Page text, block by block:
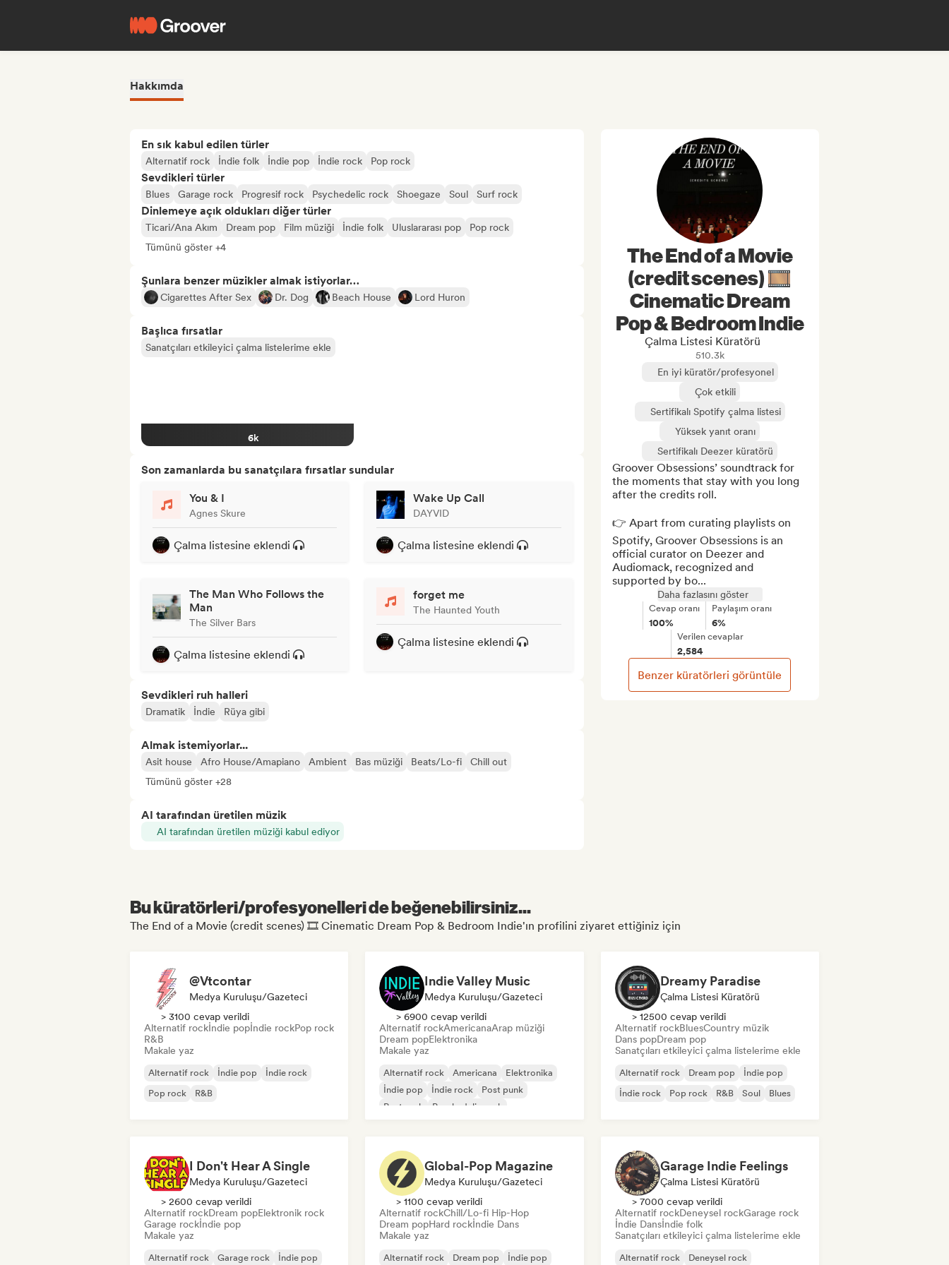
Hakkımda
En sık kabul edilen türler
Alternatif rock İndie folk İndie pop İndie rock Pop rock
Sevdikleri türler
Blues Garage rock Progresif rock Psychedelic rock Shoegaze Soul Surf rock
Dinlemeye açık oldukları diğer türler
Ticari/Ana Akım Dream pop Film müziği İndie folk Uluslararası pop
Pop rock
Tümünü göster +4
Şunlara benzer müzikler almak istiyorlar…
Cigarettes After Sex Dr. Dog Beach House Lord Huron
Başlıca fırsatlar
Sanatçıları etkileyici çalma listelerime ekle
6k
Son zamanlarda bu sanatçılara fırsatlar sundular
You & I
Agnes Skure
Çalma listesine eklendi
Wake Up Call
DAYVID
Çalma listesine eklendi
The Man Who Follows the
Man
The Silver Bars
Çalma listesine eklendi
forget me
The Haunted Youth
Çalma listesine eklendi
Sevdikleri ruh halleri
Dramatik İndie Rüya gibi
Almak istemiyorlar...
Asit house Afro House/Amapiano Ambient Bas müziği Beats/Lo-fi
Chill out
Tümünü göster +28
AI tarafından üretilen müzik
AI tarafından üretilen müziği kabul ediyor
The End of a Movie
(credit scenes) 🎞️
Cinematic Dream
Pop & Bedroom Indie
Çalma Listesi Küratörü
510.3k
En iyi küratör/profesyonel
Çok etkili
Sertifikalı Spotify çalma listesi
Yüksek yanıt oranı
Sertifikalı Deezer küratörü
Groover Obsessions’ soundtrack for
the moments that stay with you long
after the credits roll.
👉 Apart from curating playlists on
Spotify, Groover Obsessions is an
official curator on Deezer and
Audiomack, recognized and
supported by bo...
Daha fazlasını göster
Cevap oranı
100%
Paylaşım oranı
6%
Verilen cevaplar
2,584
Benzer küratörleri görüntüle
Bu küratörleri/profesyonelleri de beğenebilirsiniz...
The End of a Movie (credit scenes) 🎞️ Cinematic Dream Pop & Bedroom Indie'ın profilini ziyaret ettiğiniz için
@Vtcontar
Medya Kuruluşu/Gazeteci
> 3100 cevap verildi
Alternatif rockİndie popİndie rockPop rock
R&B
Makale yaz
Alternatif rock İndie pop
İndie rock
Pop rock
R&B
Indie Valley Music
Medya Kuruluşu/Gazeteci
> 6900 cevap verildi
Alternatif rockAmericanaArap müziği
Dream popElektronika
Makale yaz
Alternatif rock Americana
Elektronika
İndie pop
İndie rock
Post punk
Post rock
Psychedelic rock
Dreamy Paradise
Çalma Listesi Küratörü
> 12500 cevap verildi
Alternatif rockBluesCountry müzik
Dans popDream pop
Sanatçıları etkileyici çalma listelerime ekle
Alternatif rock Dream pop
İndie pop
İndie rock
Pop rock R&B Soul Blues
I Don't Hear A Single
Medya Kuruluşu/Gazeteci
> 2600 cevap verildi
Alternatif rockDream popElektronik rock
Garage rockİndie pop
Makale yaz
Alternatif rock Garage rock İndie pop
Global-Pop Magazine
Medya Kuruluşu/Gazeteci
> 1100 cevap verildi
Alternatif rockChill/Lo-fi Hip-Hop
Dream popHard rockİndie Dans
Makale yaz
Alternatif rock Dream pop İndie pop
Garage Indie Feelings
Çalma Listesi Küratörü
> 7000 cevap verildi
Alternatif rockDeneysel rockGarage rock
İndie Dansİndie folk
Sanatçıları etkileyici çalma listelerime ekle
Alternatif rock Deneysel rock